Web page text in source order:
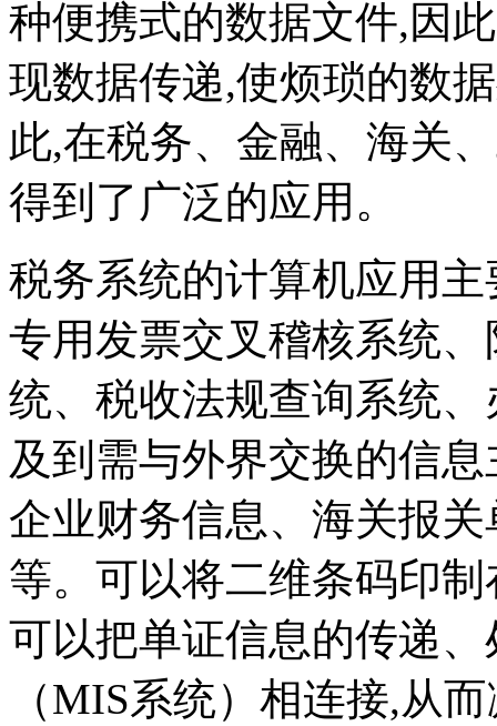
种便携式的数据文件,因
现数据传递,使烦琐的数
此,在税务、金融、海关
得到了广泛的应用。
税务系统的计算机应用
专用发票交叉稽核系统
统、税收法规查询系统
及到需与外界交换的信
企业财务信息、海关报
等。可以将二维条码印
可以把单证信息的传递
（MIS系统）相连接,从